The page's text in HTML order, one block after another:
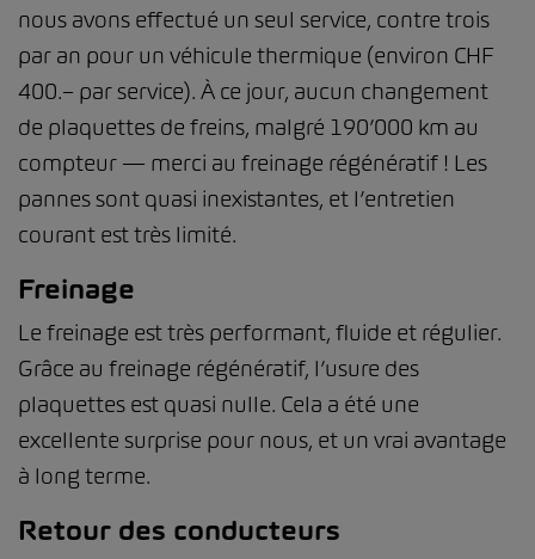
nous avons effectué un seul service, contre trois
par an pour un véhicule thermique (environ CHF
400.– par service). À ce jour, aucun changement
de plaquettes de freins, malgré 190’000 km au
compteur — merci au freinage régénératif ! Les
pannes sont quasi inexistantes, et l’entretien
courant est très limité.
Freinage
Le freinage est très performant, fluide et régulier.
Grâce au freinage régénératif, l’usure des
plaquettes est quasi nulle. Cela a été une
excellente surprise pour nous, et un vrai avantage
à long terme.
Retour des conducteurs